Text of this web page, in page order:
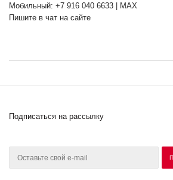
Мобильный: +7 916 040 6633 | MAX
Пишите в чат на сайте
Подписаться на рассылку